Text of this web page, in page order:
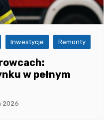
Inwestycje Remonty
w pełnym
2026